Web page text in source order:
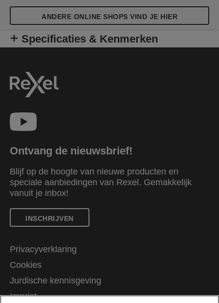
ANDERE ONLINE SHOPS VIND JE HIER
Specificaties & Kenmerken
Ontvang de nieuwsbrief!
Blijf op de hoogte van nieuwe producten en
speciale aanbiedingen van Rexel. Gemakkelijk
vanuit je inbox!
INSCHRIJVEN
Privacyverklaring
Cookies
Jurdische kennisgeving
Imprint